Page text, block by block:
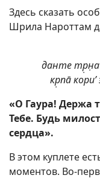
Здесь сказать
Шрила Нароттам
данте тр̣н̣а
кр̣пā
«О Гаура! Держа
Тебе. Будь
сердца».
В этом куплете
моментов. Во-